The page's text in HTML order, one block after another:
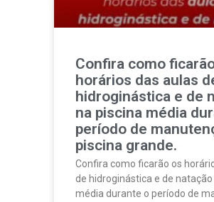
Confira como
horários das aulas
hidroginástica e de
na piscina média
período de
piscina grande.
Confira como ficarão os
de hidroginástica e de
média durante o período de